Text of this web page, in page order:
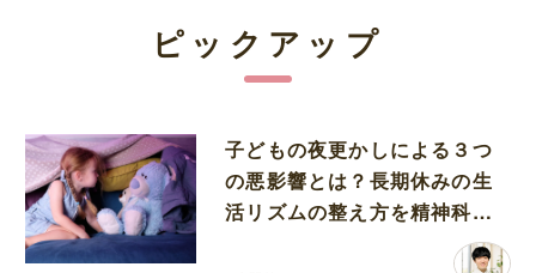
ピックアップ
子どもの夜更かしによる３つ
の悪影響とは？長期休みの生
活リズムの整え方を精神科医